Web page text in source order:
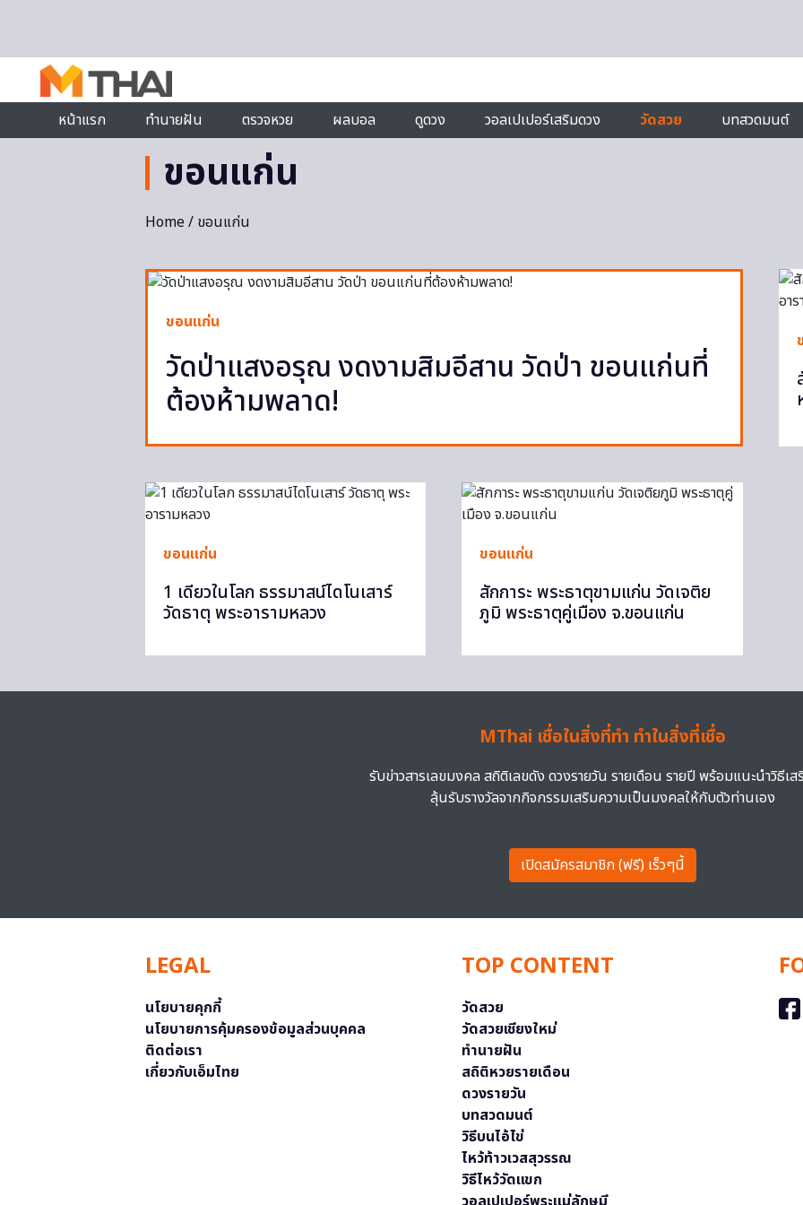
หน้าแรก
ทำนายฝัน ตรวจหวย ผลบอล ดูดวง วอลเปเปอร์เสริมดวง วัดสวย บทสวดมนต์
ขอนแก่น
Home/ ขอนแก่น
ขอนแก่น
วัดป่าแสงอรุณ งดงามสิมอีสาน วัดป่า ขอนแก่นที่
ต้องห้ามพลาด!
ขอนแก่น
1 เดียวในโลก ธรรมาสน์ไดโนเสาร์
วัดธาตุ พระอารามหลวง
ขอนแก่น
สักการะ พระธาตุขามแก่น วัดเจติย
ภูมิ พระธาตุคู่เมือง จ.ขอนแก่น
MThai เชื่อในสิ่งที่ทำ ทำในสิ่งที่เชื่อ
รับข่าวสารเลขมงคล สถิติเลขดัง ดวงรายวัน รายเดือน รายปี พร้อมแนะนำวิธีเส
ลุ้นรับรางวัลจากกิจกรรมเสริมความเป็นมงคลให้กับตัวท่านเอง
เปิดสมัครสมาชิก (ฟรี) เร็วๆนี้
LEGAL
นโยบายคุกกี้
นโยบายการคุ้มครองข้อมูลส่วนบุคคล
ติดต่อเรา
เกี่ยวกับเอ็มไทย
TOP CONTENT
วัดสวย
วัดสวยเชียงใหม่
ทำนายฝัน
สถิติหวยรายเดือน
ดวงรายวัน
บทสวดมนต์
วิธีบนไอ้ไข่
ไหว้ท้าวเวสสุวรรณ
วิธีไหว้วัดแขก